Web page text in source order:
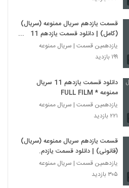
قسمت یازدهم سریال ممنوعه (سریال)
(کامل) | دانلود قسمت یازدهم 11
سریال - یازدم
یازدهمین قسمت | سریال ممنوعه
۱۹۹ بازدید
دانلود قسمت یازدهم 11 سریال
ممنوعه * FULL FILM
یازدهمین قسمت | سریال ممنوعه
۲۲۱ بازدید
قسمت یازدهم سریال ممنوعه (سریال)
(قانونی) | دانلود قسمت یازدم.
یازدهمین قسمت | سریال ممنوعه
۳۰۵ بازدید